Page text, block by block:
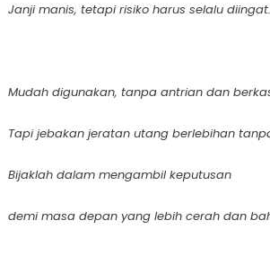
Janji manis, tetapi risiko harus selalu diingat.
Mudah digunakan, tanpa antrian dan
Tapi jebakan jeratan utang berlebihan
Bijaklah dalam mengambil keputusan
demi masa depan yang lebih cerah dan